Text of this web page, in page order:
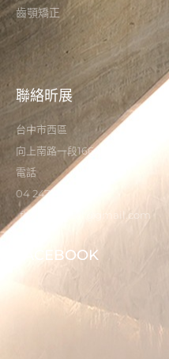
齒顎矯正
聯絡昕展
台中市西區
向上南路一段166-5號
電話
04 2473 0325
flystardental@gmail.com
FACEBOOK